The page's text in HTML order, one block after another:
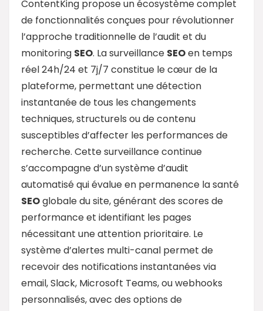
ContentKing propose un écosystème complet
de fonctionnalités conçues pour révolutionner
l’approche traditionnelle de l’audit et du
monitoring SEO. La surveillance SEOen temps
réel 24h/24 et 7j/7 constitue le cœur de la
plateforme, permettant une détection
instantanée de tous les changements
techniques, structurels ou de contenu
susceptibles d’affecter les performances de
recherche. Cette surveillance continue
s’accompagne d’un système d’audit
automatisé qui évalue en permanence la santé
SEOglobale du site, générant des scores de
performance et identifiant les pages
nécessitant une attention prioritaire. Le
système d’alertes multi-canal permet de
recevoir des notifications instantanées via
email, Slack, Microsoft Teams, ou webhooks
personnalisés, avec des options de